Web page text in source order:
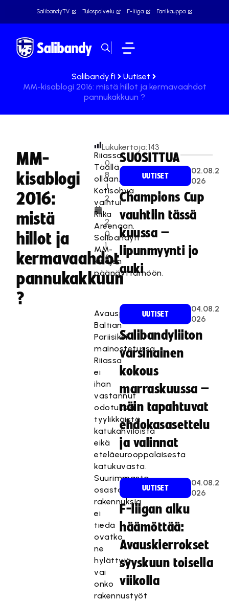
SalibandyTV Tulospalvelu F-liiga Fanikauppa
Salibandy.fi
Uutiset
MM-kisablogi 2016: mistä hillot ja kermavaahdot
pannukakkuun ?
MM-
kisablogi
2016:
mistä
hillot ja
kermavaahdot
pannukakkuun
?
0
8
.1
2
.
2
0
1
6
Lukukertoja:143
Riiassa.
Täällä
ollaan.
Kotisohva
vaihtui
Riika
Areenaan.
Salibandyn
MM-
kisojen
päänäyttämöön.
Avauspäivä
Baltian
Pariisiksi
mainostetussa
Riiassa
ei
ihan
vastannut
odotuksia
tyylikkäistä
katukahviloista
eikä
eteläeurooppalaisesta
katukuvasta.
Suurimmasta
osasta
rakennuksia
ei
tiedä
ovatko
ne
hylättyjä
vai
onko
rakennustyöt
SUOSITTUA
UUTISET
02.08.2
026
Champions Cup
vauhtiin tässä
kuussa –
lipunmyynti jo
auki
UUTISET
04.08.2
026
Salibandyliiton
varsinainen
kokous
marraskuussa –
näin tapahtuvat
ehdokasasettelu
ja valinnat
UUTISET
04.08.2
026
F-liigan alku
häämöttää:
Avauskierrokset
syyskuun toisella
viikolla